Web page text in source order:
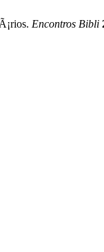
Encontros Bibli